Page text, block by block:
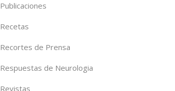
Publicaciones
Recetas
Recortes de Prensa
Respuestas de Neurologia
Revistas